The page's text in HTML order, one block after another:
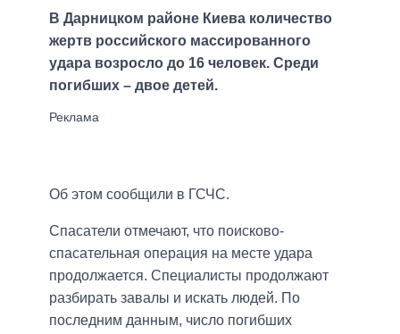
В Дарницком районе Киева количество
жертв российского массированного
удара возросло до 16 человек. Среди
погибших – двое детей.
Об этом сообщили в ГСЧС.
Спасатели отмечают, что поисково-
спасательная операция на месте удара
продолжается. Специалисты продолжают
разбирать завалы и искать людей. По
последним данным, число погибших